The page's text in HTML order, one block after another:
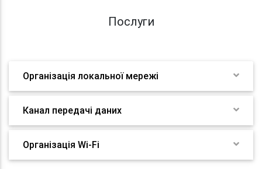
Послуги
Організація локальної мережі
Канал передачі даних
Організація Wi-Fi